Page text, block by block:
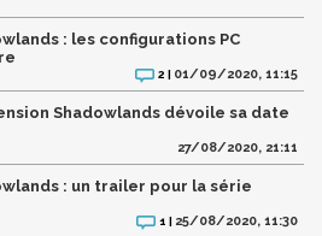
: les configurations PC
2 | 01/09/2020, 11:15
Shadowlands dévoile sa date
27/08/2020, 21:11
: un trailer pour la série
1 | 25/08/2020, 11:30